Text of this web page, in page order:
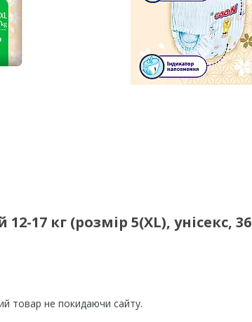
17 кг (розмір 5(XL), унісекс, 36
товар не покидаючи сайту.